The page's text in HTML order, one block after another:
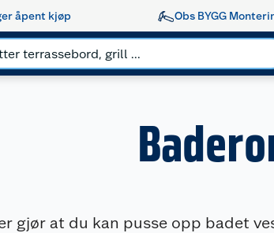
åpent kjøp Obs BYGG
gjør at du kan pusse opp badet